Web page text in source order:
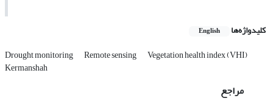
کلیدواژه‌ها English
Drought monitoring Remote sensing Vegetation health index (VHI)
Kermanshah
مراجع